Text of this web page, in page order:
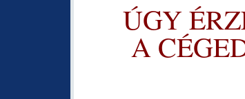
ÚGY
A